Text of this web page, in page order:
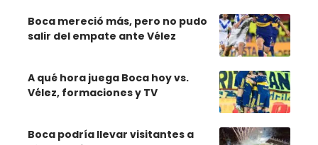
Boca mereció más, pero no pudo
salir del empate ante Vélez
A qué hora juega Boca hoy vs.
Vélez, formaciones y TV
Boca podría llevar visitantes a